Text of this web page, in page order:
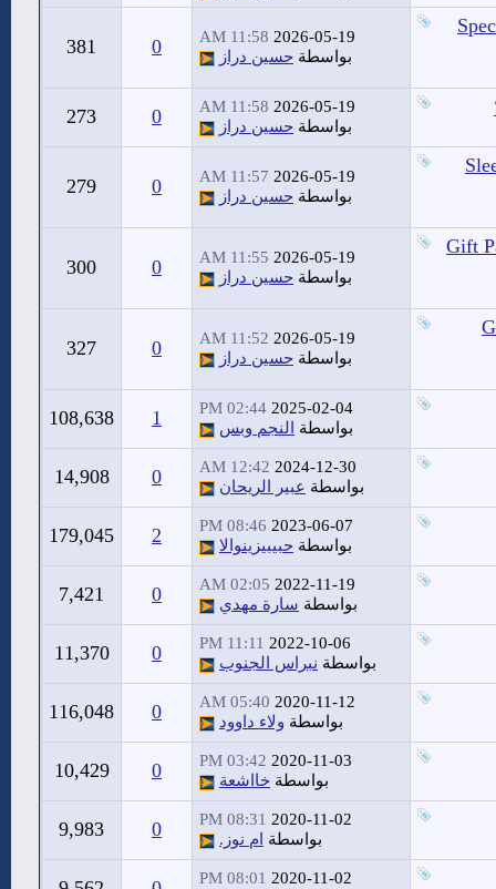
2026-05-19
11:58 AM
بواسطة حسين دراز 0
381
2026-05-19
11:58 AM
بواسطة حسين دراز 0
273
2026-05-19
11:57 AM
بواسطة حسين دراز 0
279
Gift
2026-05-19
11:55 AM
بواسطة حسين دراز 0
300
2026-05-19
11:52 AM
بواسطة حسين دراز 0
327
2025-02-04
02:44 PM
بواسطة
النجم وبس 1
108,638
2024-12-30
12:42 AM
بواسطة عبير الريحان 0
14,908
2023-06-07
08:46 PM
بواسطة حبيبيزينوالا 2
179,045
2022-11-19
02:05 AM
بواسطة سارة مهدي 0
7,421
2022-10-06
11:11 PM
بواسطة نبراس الجنوب 0
11,370
2020-11-12
05:40 AM
بواسطة ولاء داوود 0
116,048
2020-11-03
03:42 PM
بواسطة خااشعة 0
10,429
2020-11-02
08:31 PM
بواسطة ام نوز. 0
9,983
2020-11-02
08:01 PM